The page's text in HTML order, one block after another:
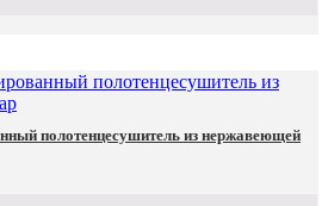
полотенцесушитель из нержавеющей